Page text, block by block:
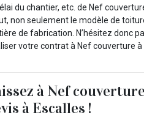
du chantier, etc. de Nef
non seulement le modèle de
de fabrication. N’hésitez donc
votre contrat à Nef couverture à
à Nef
à Escalles !